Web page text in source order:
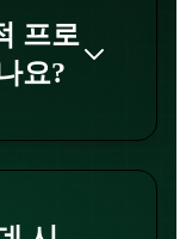
프로
요?